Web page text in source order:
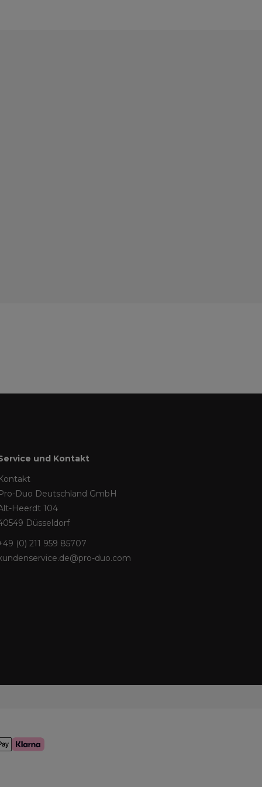
und Kontakt
Duo Deutschland GmbH
Heerdt 104
Düsseldorf
(0) 211 959 85707
duo.com